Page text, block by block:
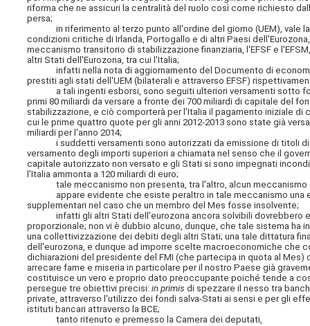
riforma che ne assicuri la centralità del ruolo così come richiesto
persa;
in riferimento al terzo punto all'ordine del giorno (UEM), vale la
condizioni critiche di Irlanda, Portogallo e di altri Paesi
meccanismo transitorio di stabilizzazione finanziaria, l'EFSF e
altri Stati dell'Eurozona, tra cui l'Italia;
infatti nella nota di aggiornamento del Documento di economia
prestiti agli stati dell'UEM (bilaterali e attraverso EFSF)
a tali ingenti esborsi, sono seguiti ulteriori versamenti sotto
primi 80 miliardi da versare a fronte dei 700 miliardi di capitale del
stabilizzazione, e ciò comporterà per l'Italia il pagamento iniziale di
cui le prime quattro quote per gli anni 2012-2013 sono state già
miliardi per l'anno 2014;
i suddetti versamenti sono autorizzati da emissione di titoli di
versamento degli importi superiori a chiamata nel senso che il
capitale autorizzato non versato e gli Stati si sono impegnati
l'Italia ammonta a 120 miliardi di euro;
tale meccanismo non presenta, tra l'altro, alcun meccanismo
appare evidente che esiste peraltro in tale meccanismo una
supplementari nel caso che un membro del Mes fosse insolvente;
infatti gli altri Stati dell'eurozona ancora solvibili dovrebbero
proporzionale; non vi è dubbio alcuno, dunque, che tale sistema
una collettivizzazione dei debiti degli altri Stati; una tale dittatura
dell'eurozona, e dunque ad imporre scelte macroeconomiche che
dichiarazioni del presidente del FMI (che partecipa in quota al
arrecare fame e miseria in particolare per il nostro Paese già
costituisce un vero e proprio dato preoccupante poiché tende a
persegue tre obiettivi precisi:in primis di spezzare il nesso tra
private, attraverso l'utilizzo dei fondi salva-Stati ai sensi e per gli
istituti bancari attraverso la BCE;
tanto ritenuto e premesso la Camera dei deputati,